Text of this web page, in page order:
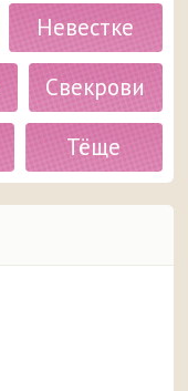
Невестке
Свекрови
Тёще